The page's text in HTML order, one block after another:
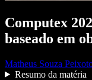
Computex
baseado em
Matheus Souza
Resumo da matéria